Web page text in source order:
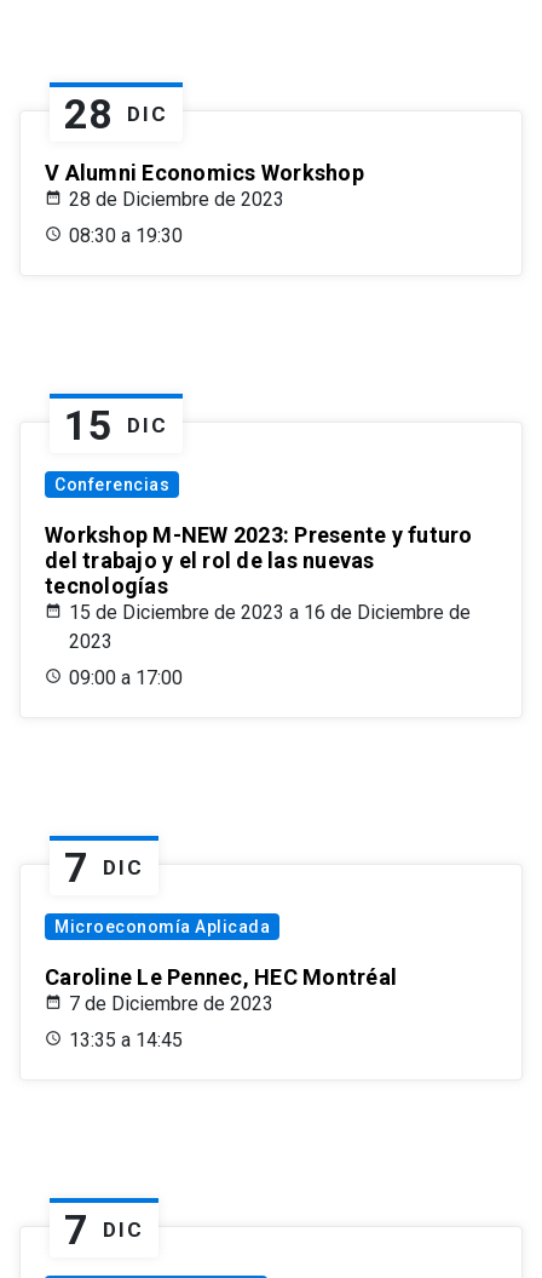
28 DIC
V Alumni Economics Workshop
28 de Diciembre de 2023
08:30 a 19:30
15 DIC
Conferencias
Workshop M-NEW 2023: Presente y futuro
del trabajo y el rol de las nuevas
tecnologías
15 de Diciembre de 2023 a 16 de Diciembre de
2023
09:00 a 17:00
7 DIC
Microeconomía Aplicada
Caroline Le Pennec, HEC Montréal
7 de Diciembre de 2023
13:35 a 14:45
7 DIC